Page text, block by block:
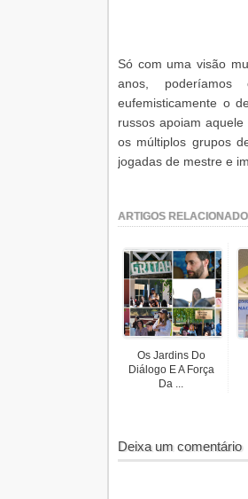
Só com uma visão
anos,
eufemisticamente o
russos apoiam
os múltiplos grupos
jogadas de mestre e
ARTIGOS
Os Jardins Do
Diálogo E A Força
Da ...
Deixa um comentário